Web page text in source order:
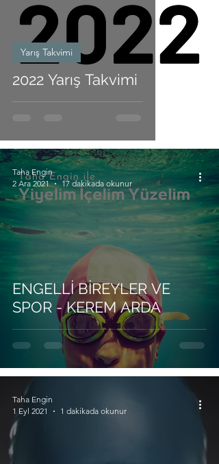
2022 Yarış Takvimi
Yarış Takvimi
ENGELLİ BİREYLER VE
SPOR - KEREM ARDA
Taha Engin
2 Ara 2021
17 dakikada okunur
Taha Engin
1 Eyl 2021
1 dakikada okunur